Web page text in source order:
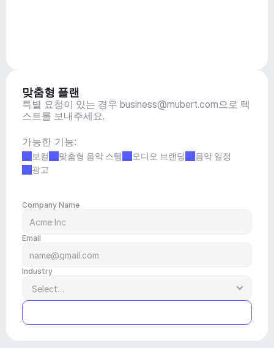
맞춤형 플랜
특별 요청이 있는 경우 business@mubert.com으로 텍
스트를 보내주세요.
가능한 기능:
보컬 맞춤형 음악 스템 오디오 브랜딩
음악 일정
광고
Company Name
Email
Industry